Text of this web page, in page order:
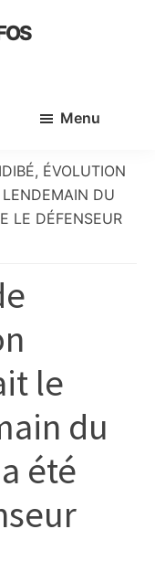
Menu
ÉVOLUTION
DU
LE DÉFENSEUR
le
du
été